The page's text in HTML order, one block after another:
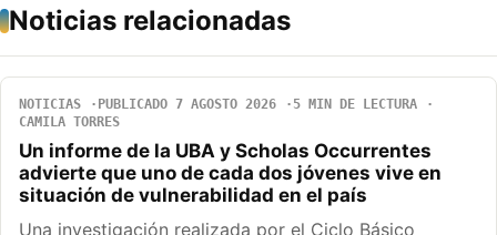
Noticias relacionadas
NOTICIAS PUBLICADO 7 AGOSTO 2026
5 MIN DE LECTURA
CAMILA TORRES
Un informe de la UBA y Scholas Occurrentes
advierte que uno de cada dos jóvenes vive en
situación de vulnerabilidad en el país
Una investigación realizada por el Ciclo Básico